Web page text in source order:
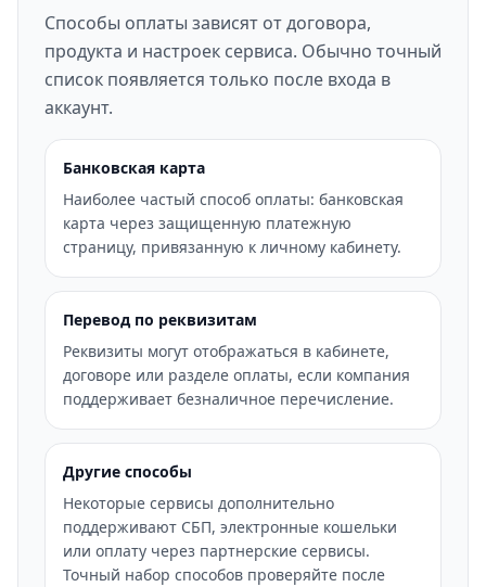
Способы оплаты зависят от договора,
продукта и настроек сервиса. Обычно точный
список появляется только после входа в
аккаунт.
Банковская карта
Наиболее частый способ оплаты: банковская
карта через защищенную платежную
страницу, привязанную к личному кабинету.
Перевод по реквизитам
Реквизиты могут отображаться в кабинете,
договоре или разделе оплаты, если компания
поддерживает безналичное перечисление.
Другие способы
Некоторые сервисы дополнительно
поддерживают СБП, электронные кошельки
или оплату через партнерские сервисы.
Точный набор способов проверяйте после